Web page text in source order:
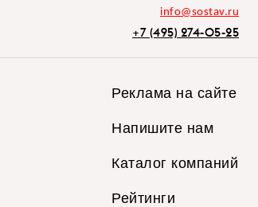
info@sostav.ru
+7 (495) 274-05-25
Реклама на сайте
Напишите нам
Каталог компаний
Рейтинги